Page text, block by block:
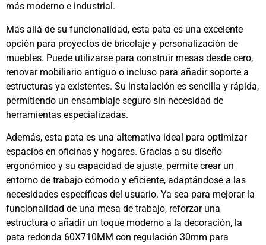
más moderno e industrial.
Más allá de su funcionalidad, esta pata es una excelente
opción para proyectos de bricolaje y personalización de
muebles. Puede utilizarse para construir mesas desde cero,
renovar mobiliario antiguo o incluso para añadir soporte a
estructuras ya existentes. Su instalación es sencilla y rápida,
permitiendo un ensamblaje seguro sin necesidad de
herramientas especializadas.
Además, esta pata es una alternativa ideal para optimizar
espacios en oficinas y hogares. Gracias a su diseño
ergonómico y su capacidad de ajuste, permite crear un
entorno de trabajo cómodo y eficiente, adaptándose a las
necesidades específicas del usuario. Ya sea para mejorar la
funcionalidad de una mesa de trabajo, reforzar una
estructura o añadir un toque moderno a la decoración, la
pata redonda 60X710MM con regulación 30mm para